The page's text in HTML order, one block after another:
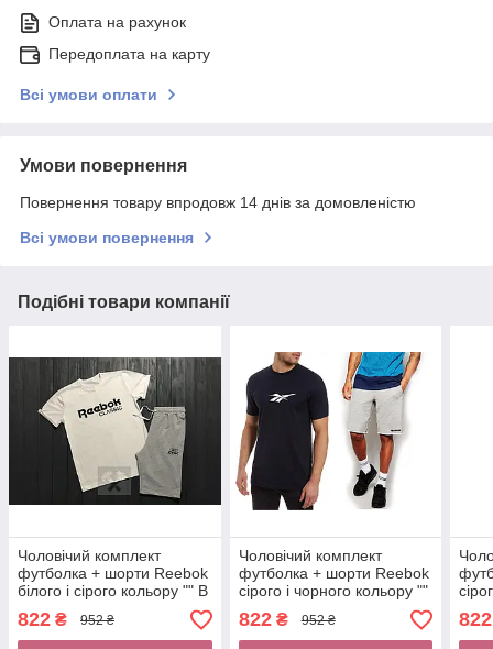
Оплата на рахунок
Передоплата на карту
Всі умови оплати
Умови повернення
Повернення товару впродовж 14 днів за домовленістю
Всі умови повернення
Подібні товари компанії
Чоловічий комплект
футболка + шорти Reebok
білого і сірого кольору "" В
стилі Reebok ""
822 ₴ 952 ₴
Чоловічий комплект
футболка + шорти Reebok
сірого і чорного кольору ""
В стилі Reebok ""
822₴ 952 ₴
В
822